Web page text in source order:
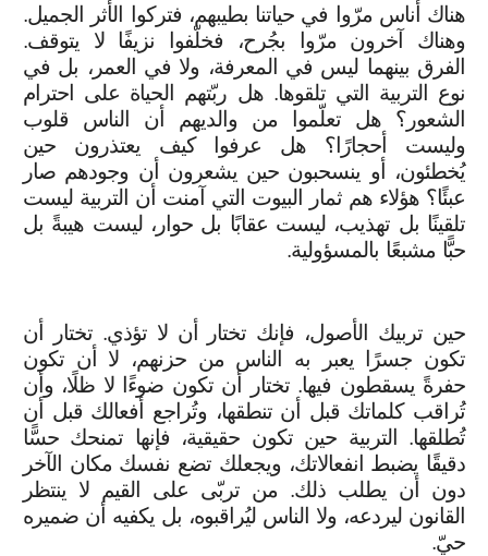
هناك أناس مرّوا في حياتنا بطيبهم، فتركوا الأثر الجميل.
وهناك آخرون مرّوا بجُرح، فخلّفوا نزيفًا لا يتوقف.
الفرق بينهما ليس في المعرفة، ولا في العمر، بل في
نوع التربية التي تلقوها. هل ربّتهم الحياة على احترام
الشعور؟ هل تعلّموا من والديهم أن الناس قلوب
وليست أحجارًا؟ هل عرفوا كيف يعتذرون حين
يُخطئون، أو ينسحبون حين يشعرون أن وجودهم صار
عبئًا؟ هؤلاء هم ثمار البيوت التي آمنت أن التربية ليست
تلقينًا بل تهذيب، ليست عقابًا بل حوار، ليست هيبةً بل
حبًّا مشبعًا بالمسؤولية.
حين تربيك الأصول، فإنك تختار أن لا تؤذي. تختار أن
تكون جسرًا يعبر به الناس من حزنهم، لا أن تكون
حفرةً يسقطون فيها. تختار أن تكون ضوءًا لا ظلًا، وأن
تُراقب كلماتك قبل أن تنطقها، وتُراجع أفعالك قبل أن
تُطلقها. التربية حين تكون حقيقية، فإنها تمنحك حسًّا
دقيقًا يضبط انفعالاتك، ويجعلك تضع نفسك مكان الآخر
دون أن يطلب ذلك. من تربّى على القيم لا ينتظر
القانون ليردعه، ولا الناس ليُراقبوه، بل يكفيه أن ضميره
حيّ.